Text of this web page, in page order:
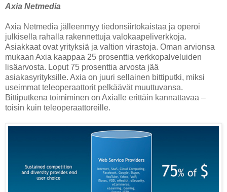
Axia Netmedia
Axia Netmedia jälleenmyy tiedonsiirtokaistaa ja operoi
julkisella rahalla rakennettuja valokaapeliverkkoja.
Asiakkaat ovat yrityksiä ja valtion virastoja. Oman arvionsa
mukaan Axia kaappaa 25 prosenttia verkkopalveluiden
lisäarvosta. Loput 75 prosenttia arvosta jää
asiakasyrityksille. Axia on juuri sellainen bittiputki, miksi
useimmat teleoperaattorit pelkäävät muuttuvansa.
Bittiputkena toimiminen on Axialle erittäin kannattavaa –
toisin kuin teleoperaattoreille.